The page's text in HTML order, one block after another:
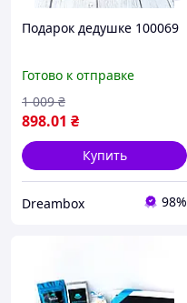
Подарок дедушке 100069
Готово к отправке
898.01 ₴
1 009 ₴
Купить
Dreambox 98%